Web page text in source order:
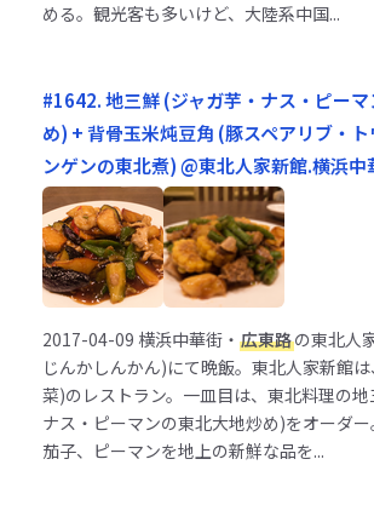
める。観光客も多いけど、大陸系中国...
#1642. 地三鮮 (ジャガ芋・ナス・ピー
め) + 背骨玉米炖豆角 (豚スペアリブ・
ンゲンの東北煮) @東北人家新館.横浜中
2017-04-09 横浜中華街・ 広東路の東北人
じんかしんかん)にて晩飯。東北人家新館
菜)のレストラン。一皿目は、東北料理の地
ナス・ピーマンの東北大地炒め)をオーダー
茄子、ピーマンを地上の新鮮な品を...